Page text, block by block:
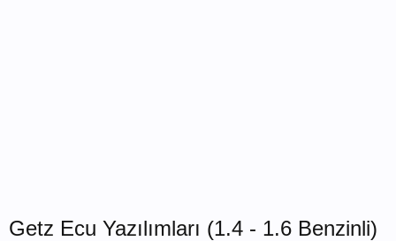
Getz Ecu Yazılımları (1.4 - 1.6 Benzinli)